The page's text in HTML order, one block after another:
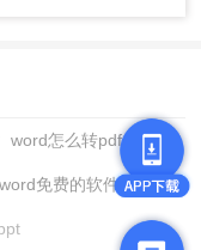
word怎么转pdf
免费的软件